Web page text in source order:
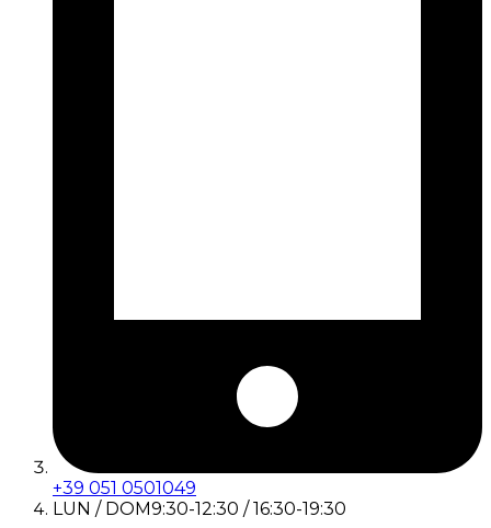
+39 051 0501049
LUN / DOM9:30-12:30 / 16:30-19:30